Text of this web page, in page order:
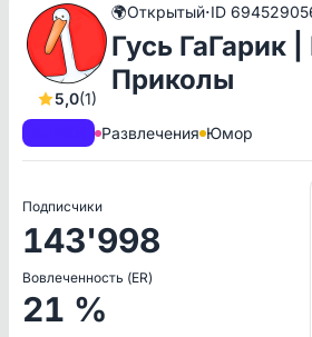
5,0(1)
🌍Открытый·ID
Гусь ГаГарик
Приколы
Развлечения Юмор
Подписчики
143'998
Вовлеченность (ER)
21 %